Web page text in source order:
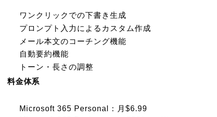
ワンクリックでの下書き生成
プロンプト入力によるカスタム作成
メール本文のコーチング機能
自動要約機能
トーン・長さの調整
料金体系
Microsoft 365 Personal：月$6.99